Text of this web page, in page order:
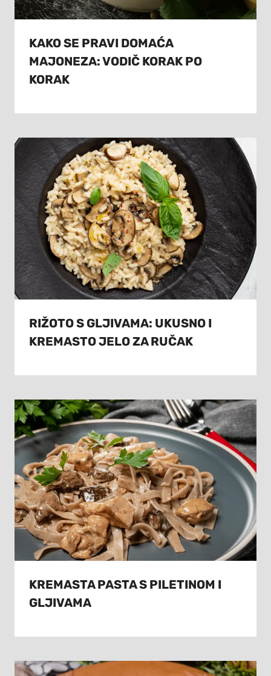
KAKO SE PRAVI DOMAĆA
MAJONEZA: VODIČ KORAK PO
KORAK
RIŽOTO S GLJIVAMA: UKUSNO I
KREMASTO JELO ZA RUČAK
KREMASTA PASTA S PILETINOM I
GLJIVAMA